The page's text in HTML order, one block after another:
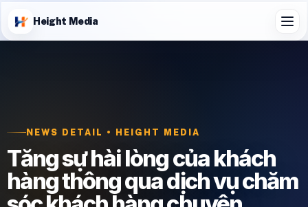
Height Media
NEWS DETAIL • HEIGHT MEDIA
Tăng sự hài lòng của khách
hàng thông qua dịch vụ chăm